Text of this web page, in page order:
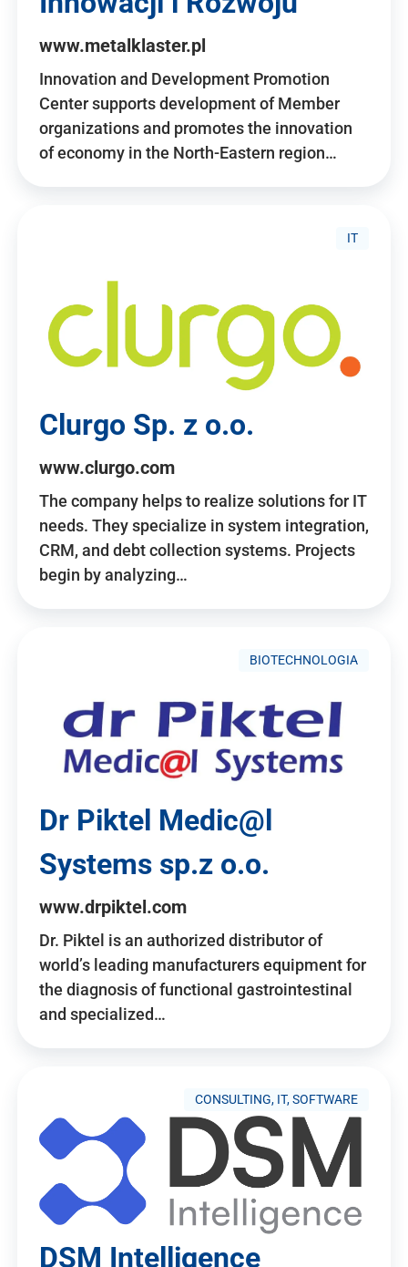
www.metalklaster.pl
Innovation and Development Promotion
Center supports development of Member
organizations and promotes the innovation
of economy in the North-Eastern region…
IT
Clurgo Sp. z o.o.
www.clurgo.com
The company helps to realize solutions for IT
needs. They specialize in system integration,
CRM, and debt collection systems. Projects
begin by analyzing…
BIOTECHNOLOGIA
Dr Piktel Medic@l
Systems sp.z o.o.
www.drpiktel.com
Dr. Piktel is an authorized distributor of
world’s leading manufacturers equipment for
the diagnosis of functional gastrointestinal
and specialized…
CONSULTING, IT, SOFTWARE
DSM Intelligence